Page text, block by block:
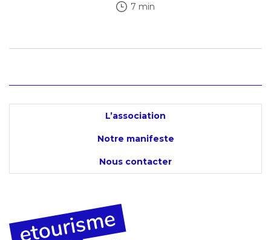
7 min
L’association
Notre manifeste
Nous contacter